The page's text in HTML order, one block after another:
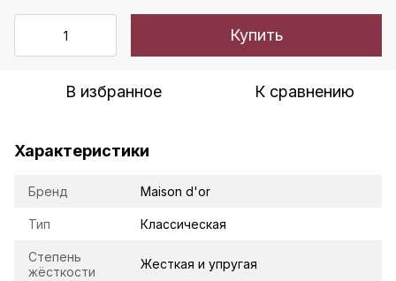
Купить
В избранное К сравнению
Характеристики
Бренд Maison d'or
Тип Классическая
Степень
жёсткости
Жесткая и упругая